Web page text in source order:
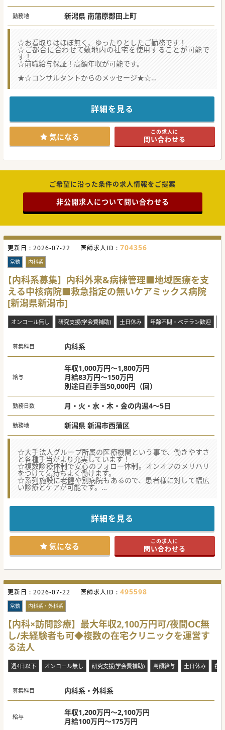
勤務地 新潟県 南蒲原郡田上町
☆お看取りはほぼ無く、ゆったりとしたご勤務です！
☆ご都合に合わせて敷地内の社宅を使用することが可能で
す！
☆前職給与保証！高額年収が可能です。
★☆コンサルタントからのメッセージ★☆
新潟市内に本院を持つ法人の介護老人保健施設です。
安心です。
お看取りの件数は年間15件程度となります。
施設と同じ敷地内に社宅がありますので通勤のストレスもあ
りません。
近隣の先生は必要に応じて臨時で利用することも可能です。
基本的には前職給与保証の方針ですので高額給与もご相談が
可能です。
ベテランの先生も大歓迎ですのでお早めにお問合せくださ
#春入職可 #秋入職可
詳細を見る
気になる この求人に
問い合わせる
ご希望に沿った条件の求人情報をご提案
非公開求人について問い合わせる
更新日 : 2026-07-22 医師求人ID : 704356
常勤 内科系
【内科系募集】内科外来&病棟管理■地域医療を支
える中核病院■救急指定の無いケアミックス病院
[新潟県新潟市]
オンコール無し 研究支援(学会費補助) 土日休み 年齢不問・ベテラン歓迎
募集科目 内科系
給与
年収1,000万円～1,800万円
月給83万円～150万円
別途日直手当50,000円（回）
勤務日数 月・火・水・木・金の内週4～5日
勤務地 新潟県 新潟市西蒲区
☆大手法人グループ所属の医療機関という事で、働きやすさ
と各種手当がより充実しています！
☆複数診療体制で安心のフォロー体制。オンオフのメリハリ
をつけて気持ちよく働けます。
☆系列施設に老健や別病院もあるので、患者様に対して幅広
い診療とケアが可能です。
#秋入職可
詳細を見る
気になる この求人に
問い合わせる
更新日 : 2026-07-22 医師求人ID : 495598
常勤 内科系・外科系
【内科×訪問診療】最大年収2,100万円可/夜間OC無
し/未経験者も可◆複数の在宅クリニックを運営す
る法人
週4日以下 オンコール無し 研究支援(学会費補助) 高額給与 土日休み 在
募集科目 内科系・外科系
給与
年収1,200万円～2,100万円
月給100万円～175万円